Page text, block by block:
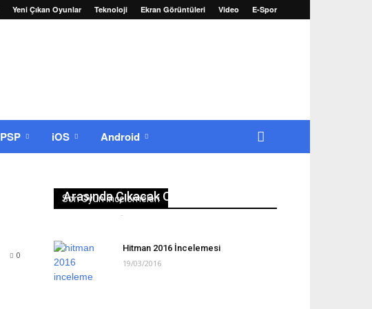
Yeni Çıkan Oyunlar Teknoloji Ekran Görüntüleri Video E-Spor
PSP iOS Android
0
Son Oyun İncelemeleri
Arasında Çıkacak Oyunlar
-
Hitman 2016 İncelemesi
19/03/2016